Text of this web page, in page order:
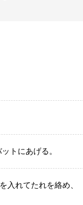
トにあげる。
入れてたれを絡め、